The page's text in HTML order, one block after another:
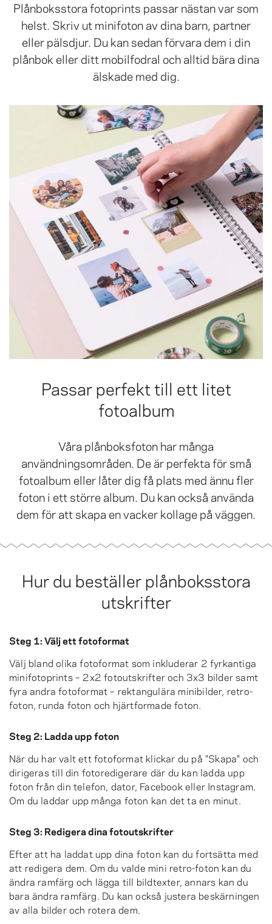
Plånboksstora fotoprints passar nästan var som
helst. Skriv ut minifoton av dina barn, partner
eller pälsdjur. Du kan sedan förvara dem i din
plånbok eller ditt mobilfodral och alltid bära dina
älskade med dig.
Passar perfekt till ett litet
fotoalbum
Våra plånboksfoton har många
användningsområden. De är perfekta för små
fotoalbum eller låter dig få plats med ännu fler
foton i ett större album. Du kan också använda
dem för att skapa en vacker kollage på väggen.
Hur du beställer plånboksstora
utskrifter
Steg 1: Välj ett fotoformat
Välj bland olika fotoformat som inkluderar 2 fyrkantiga
minifotoprints – 2x2 fotoutskrifter och 3x3 bilder samt
fyra andra fotoformat – rektangulära minibilder, retro-
foton, runda foton och hjärtformade foton.
Steg 2: Ladda upp foton
När du har valt ett fotoformat klickar du på "Skapa" och
dirigeras till din fotoredigerare där du kan ladda upp
foton från din telefon, dator, Facebook eller Instagram.
Om du laddar upp många foton kan det ta en minut.
Steg 3: Redigera dina fotoutskrifter
Efter att ha laddat upp dina foton kan du fortsätta med
att redigera dem. Om du valde mini retro-foton kan du
ändra ramfärg och lägga till bildtexter, annars kan du
bara ändra ramfärg. Du kan också justera beskärningen
av alla bilder och rotera dem.